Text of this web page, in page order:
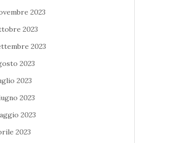
2023
2023
2023
2023
2023
2023
2023
2023